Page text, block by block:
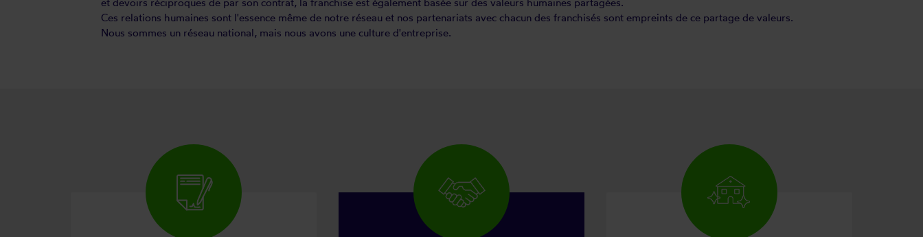
Ces relations humaines sont l'essence même de notre réseau et nos partenariats avec chacun des franchisés sont empreints de ce partage de valeurs.
Nous sommes un réseau national, mais nous avons une culture d'entreprise.